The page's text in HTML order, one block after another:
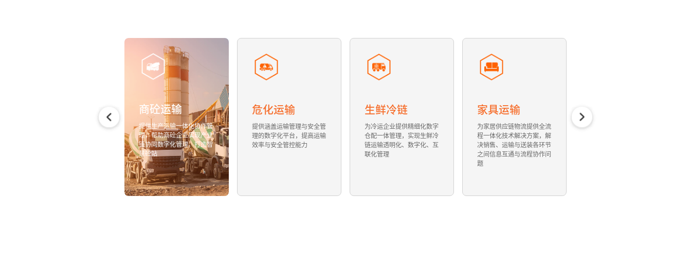
危化运输
提供涵盖运输管理与安全管
理的数字化平台，提高运输
效率与安全管控能力
生鲜冷链
为冷运企业提供精细化数字
仓配一体管理，实现生鲜冷
链运输透明化、数字化、互
家具运输
为家居供应链物流提供全流
程一体化技术解决方案，解
决销售、运输与送装各环节
之间信息互通与流程协作问
普货运输
帮助物流企业整合业务资源
与运力资源，与运输上下游
进行高效的协同工作，提供
丰富的场景化运输解决方案